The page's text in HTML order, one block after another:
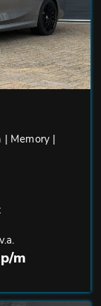
| Memory |
m